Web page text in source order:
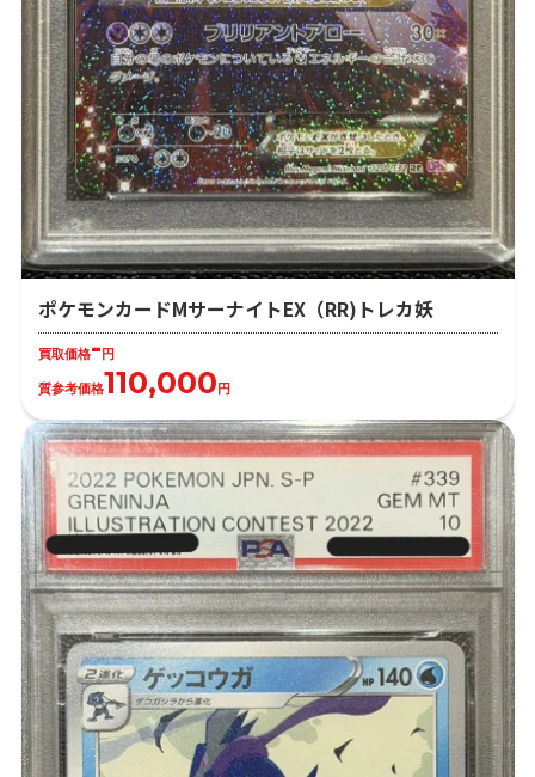
ポケモンカードMサーナイトEX（RR)トレカ妖
買取価格-円
質参考価格110,000円